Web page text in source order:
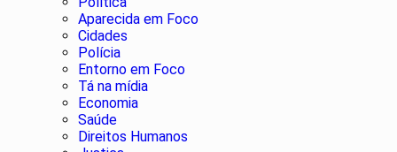
Aparecida em Foco
Cidades
Polícia
Entorno em Foco
Tá na mídia
Economia
Saúde
Direitos Humanos